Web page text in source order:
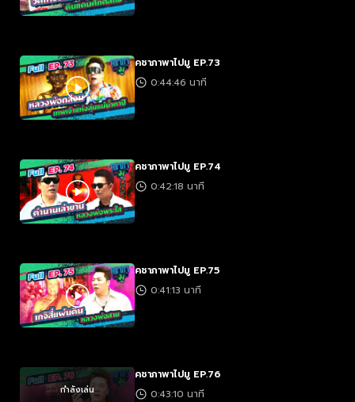
คชาภาพาไปมู EP.73
0:44:46 นาที
คชาภาพาไปมู EP.74
0:42:18 นาที
คชาภาพาไปมู EP.75
0:41:13 นาที
กำลังเล่น
คชาภาพาไปมู EP.76
0:43:10 นาที